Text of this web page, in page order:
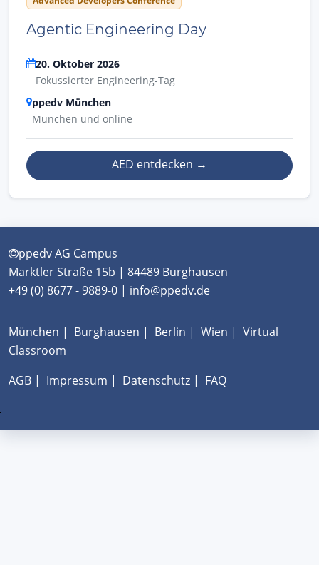
Agentic Engineering Day
20. Oktober 2026
Fokussierter Engineering-Tag
ppedv München
München und online
AED entdecken →
ppedv AG Campus
Marktler Straße 15b | 84489 Burghausen
+49 (0) 8677 - 9889-0 | info@ppedv.de
München | Burghausen | Berlin | Wien | Virtual
Classroom
AGB | Impressum | Datenschutz | FAQ